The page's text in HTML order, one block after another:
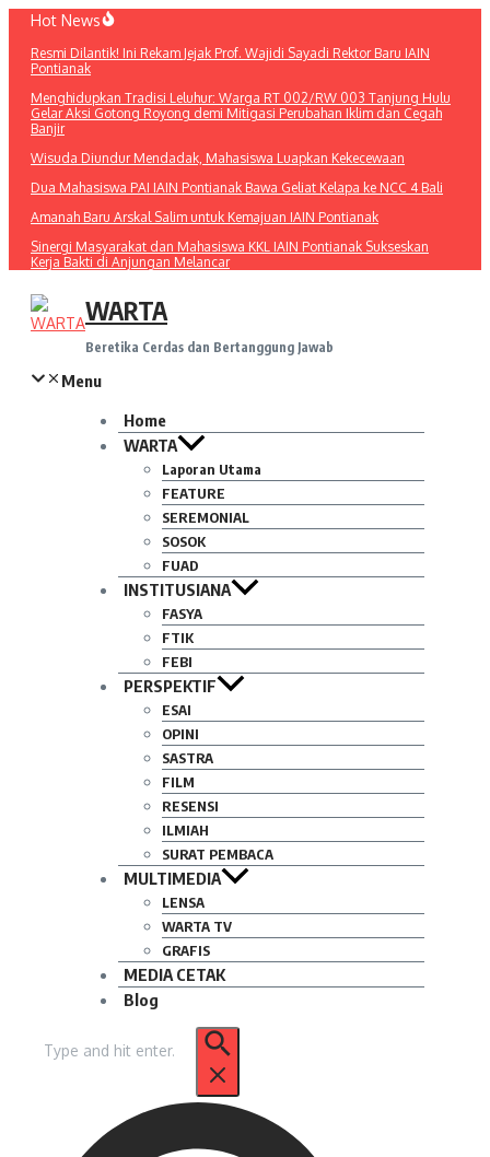
Lewati
konten
Hot News
Resmi Dilantik! Ini Rekam Jejak Prof. Wajidi Sayadi Rektor Baru IAIN
Pontianak
Menghidupkan Tradisi Leluhur: Warga RT 002/RW 003 Tanjung Hulu
Gelar Aksi Gotong Royong demi Mitigasi Perubahan Iklim dan Cegah
Banjir
Wisuda Diundur Mendadak, Mahasiswa Luapkan Kekecewaan
Dua Mahasiswa PAI IAIN Pontianak Bawa Geliat Kelapa ke NCC 4 Bali
Amanah Baru Arskal Salim untuk Kemajuan IAIN Pontianak
Sinergi Masyarakat dan Mahasiswa KKL IAIN Pontianak Sukseskan
Kerja Bakti di Anjungan Melancar
WARTA
Beretika Cerdas dan Bertanggung Jawab
Menu
Home
WARTA
Laporan Utama
FEATURE
SEREMONIAL
SOSOK
FUAD
INSTITUSIANA
FASYA
FTIK
FEBI
PERSPEKTIF
ESAI
OPINI
SASTRA
FILM
RESENSI
ILMIAH
SURAT PEMBACA
MULTIMEDIA
LENSA
WARTA TV
GRAFIS
MEDIA CETAK
Blog
untuk: